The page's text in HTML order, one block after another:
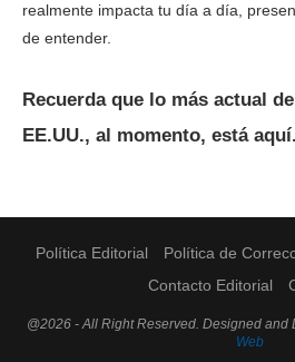
realmente impacta tu día a día,
de entender.
Recuerda que lo más actual
EE.UU., al momento, está aquí.
Política Editorial Política de
Contacto Editorial
@2026 - All Right Reserved. Designed and
Web